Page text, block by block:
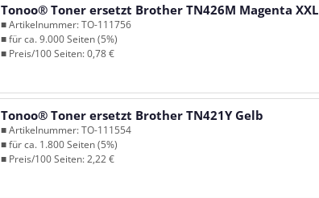
Tonoo® Toner ersetzt Brother TN426M Magenta XXL
■ Artikelnummer: TO-111756
■ für ca. 9.000 Seiten (5%)
■ Preis/100 Seiten: 0,78 €
Tonoo® Toner ersetzt Brother TN421Y Gelb
■ Artikelnummer: TO-111554
■ für ca. 1.800 Seiten (5%)
■ Preis/100 Seiten: 2,22 €